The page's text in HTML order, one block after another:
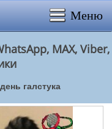
Меню
MAX, Viber,
день галстука